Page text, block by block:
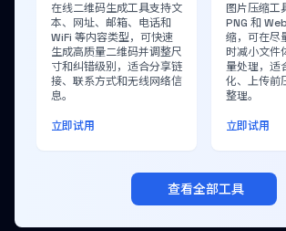
在线二维码生成工具支持文
本、网址、邮箱、电话和
WiFi 等内容类型，可快速
生成高质量二维码并调整尺
寸和纠错级别，适合分享链
接、联系方式和无线网络信
息。
立即试用
图片压缩工
PNG 和
缩，可在尽
时减小文件
量处理，适
化、上传前
整理。
立即试用
查看全部工具